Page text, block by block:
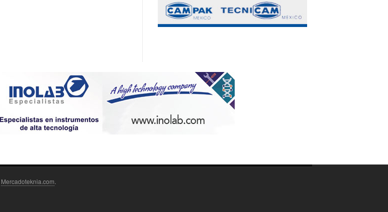
Mercadoteknia.com.